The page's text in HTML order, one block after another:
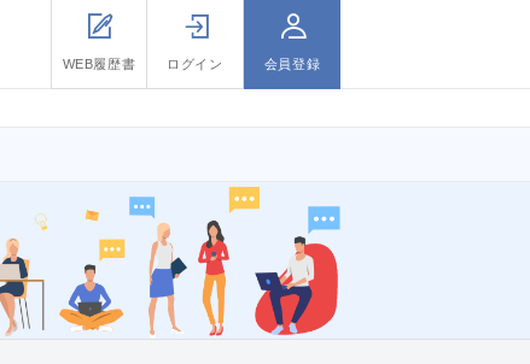
WEB履歴書 ログイン 会員登録